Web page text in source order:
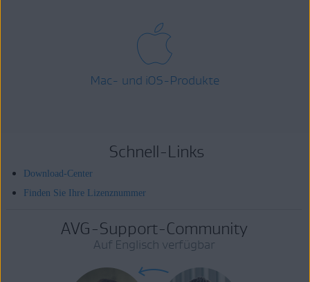
Mac- und iOS-Produkte
Schnell-Links
Download-Center
Finden Sie Ihre Lizenznummer
AVG-Support-Community
Auf Englisch verfügbar